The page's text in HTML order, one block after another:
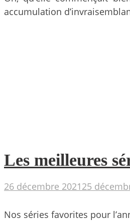
accumulation
Les meilleures
26 décembre 202125
Nos séries favorites pour